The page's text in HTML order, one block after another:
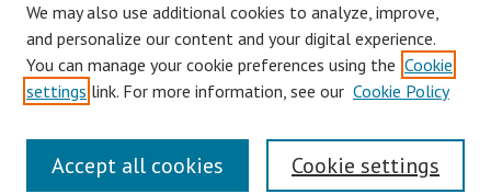
Journal Home
About This Journal
Aims & Scope
Editorial Board
Authors Guidelines
Submit Article
We may also use additional cookies to analyze, improve,
and personalize our content and your digital experience.
You can manage your cookie preferences using the Cookie
settings link. For more information, see our Cookie Policy
Cookie settings
Accept all cookies